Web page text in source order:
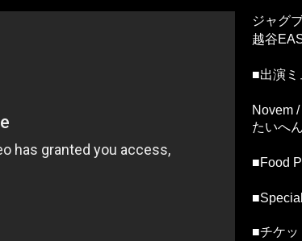
ジャグ
越谷
■出演ミ
Novem
たいへ
■Food
■チケ